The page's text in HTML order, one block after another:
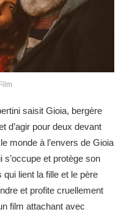
saisit Gioia, bergère
d’agir pour deux devant
monde à l’envers de Gioia
s’occupe et protège son
lient la fille et le père
et profite cruellement
film attachant avec